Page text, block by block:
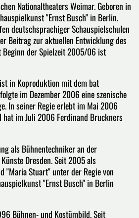
Nationaltheaters Weimar. Geboren in
"Ernst Busch" in Berlin.
deutschsprachiger Schauspielschulen
Beitrag zur aktuellen Entwicklung des
der Spielzeit 2005/06 ist
in Koproduktion mit dem bat
im Dezember 2006 eine szenische
In seiner Regie erlebt im Mai 2006
hat im Juli 2006 Ferdinand Bruckners
als Bühnentechniker an der
Dresden. Seit 2005 als
"Maria Stuart" unter der Regie von
"Ernst Busch" in Berlin
Bühnen- und Kostümbild. Seit